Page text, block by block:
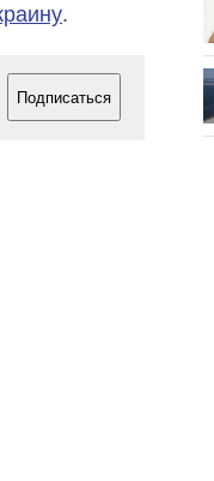
.
Подписаться